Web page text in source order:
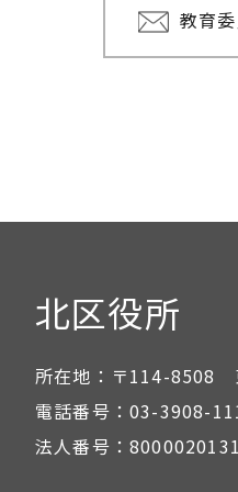
教育
北区役所
所在地： 〒114-8508
電話番号： 03-3908-
法人番号：